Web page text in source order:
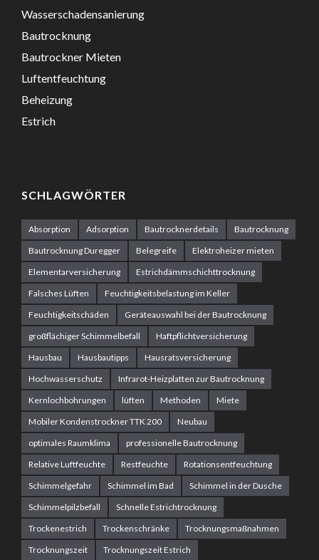
Wasserschadensanierung
Bautrocknung
Bautrockner Mieten
Luftentfeuchtung
Beheizung
Estrich
SCHLAGWÖRTER
Absorption Adsorption Bautrocknerdetails
Bautrocknung
Bautrocknung Duregger
Belegreife
Elektroheizer mieten
Elementarversicherung
Estrichdämmschichttrocknung
Falsches Lüften
Feuchtigkeitsbelastung im Keller
Feuchtigkeitschäden
Geräteauswahl bei der Bautrocknung
großflächiger Schimmelbefall
Haftpflichtversicherung
Hausbau
Hausbautipps
Hausratsversicherung
Hochwasserschutz
Infrarot-Heizplatten zur Bautrocknung
Kernlochbohrungen
lüften Methoden
Miete
Mobiler Kondenstrockner TTK 200
Neubau
optimales Raumklima
professionelle Bautrocknung
Relative Luftfeuchte
Restfeuchte
Rotationsentfeuchtung
Schimmelgefahr
Schimmel im Bad
Schimmel in der Dusche
Schimmelpilzbefall
Schnelle Estrichtrocknung
Trockenestrich
Trockenschränke
Trocknungsmaßnahmen
Trocknungszeit
Trocknungszeit Estrich